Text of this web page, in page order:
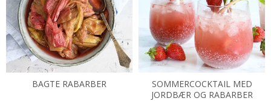
BAGTE RABARBER
SOMMERCOCKTAIL MED
JORDBÆR OG RABARBER